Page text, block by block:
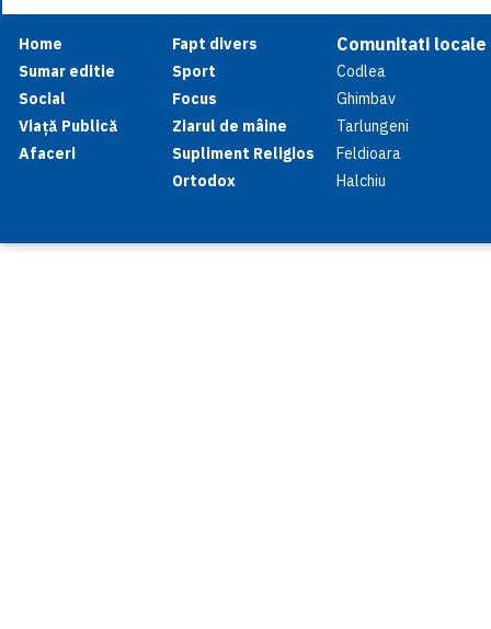
Home
Sumar editie
Social
Viață Publică
Afaceri
Fapt divers
Sport
Focus
Ziarul de mâine
Supliment Religios
Ortodox
Comunitati locale
Codlea
Ghimbav
Tarlungeni
Feldioara
Halchiu